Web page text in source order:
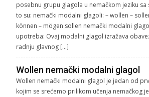
posebnu grupu glagola u nemačkom jeziku
to su: nemački modalni glagoli: – wollen –
können – mögen sollen nemački modalni
upotreba: Ovaj modalni glagol izražava
radnju glavnog […]
Wollen nemački modalni glagol
Wollen nemački modalni glagol je jedan od
kojim se srećemo prilikom učenja nemačkog